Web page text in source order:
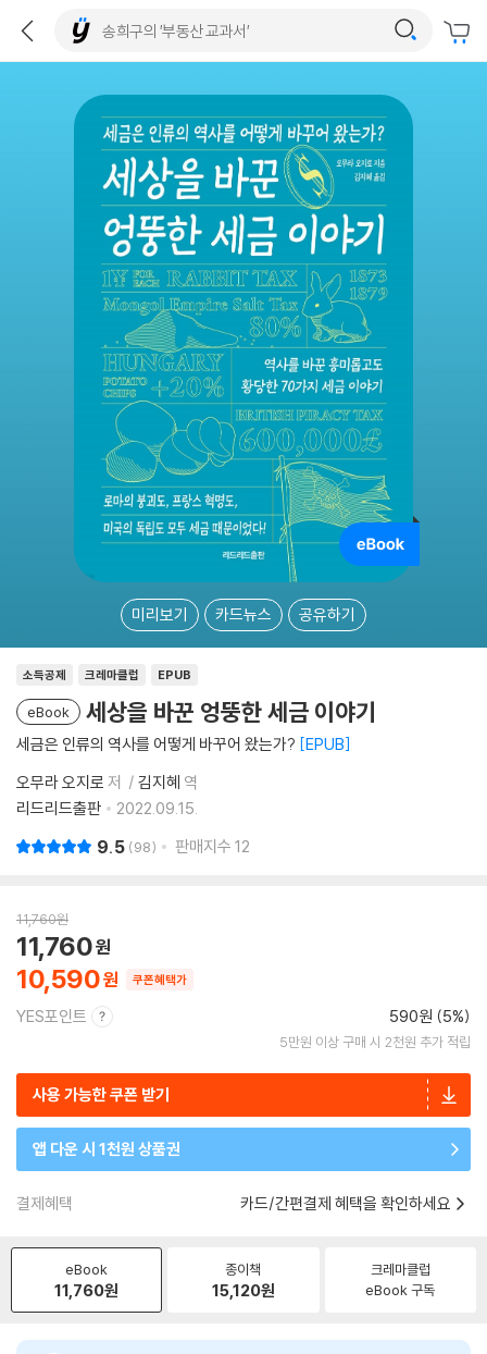
미리보기 카드뉴스 공유하기
소득공제 크레마클럽 EPUB
eBook 세상을 바꾼 엉뚱한 세금 이야기
세금은 인류의 역사를 어떻게 바꾸어 왔는가? EPUB
오무라 오지로 저 김지혜 역
리드리드출판
2022.09.15.
9.5 98 판매지수 12
11,760원
10,590
11,760
쿠폰혜택가
YES포인트 590원 (5%)
5만원 이상 구매 시 2천원 추가 적립
사용 가능한 쿠폰 받기
앱 다운 시 1천원 상품권
결제혜택 카드/간편결제 혜택을 확인하세요
eBook
11,760원
종이책
15,120원
크레마클럽
eBook 구독